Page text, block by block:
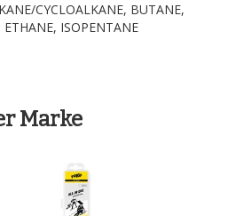
CYCLOALKANE, BUTANE,
ISOPENTANE
Marke